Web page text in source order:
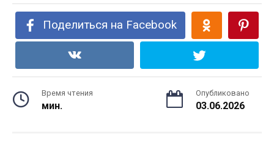
Поделиться на Facebook
Время чтения
мин.
Опубликовано
03.06.2026